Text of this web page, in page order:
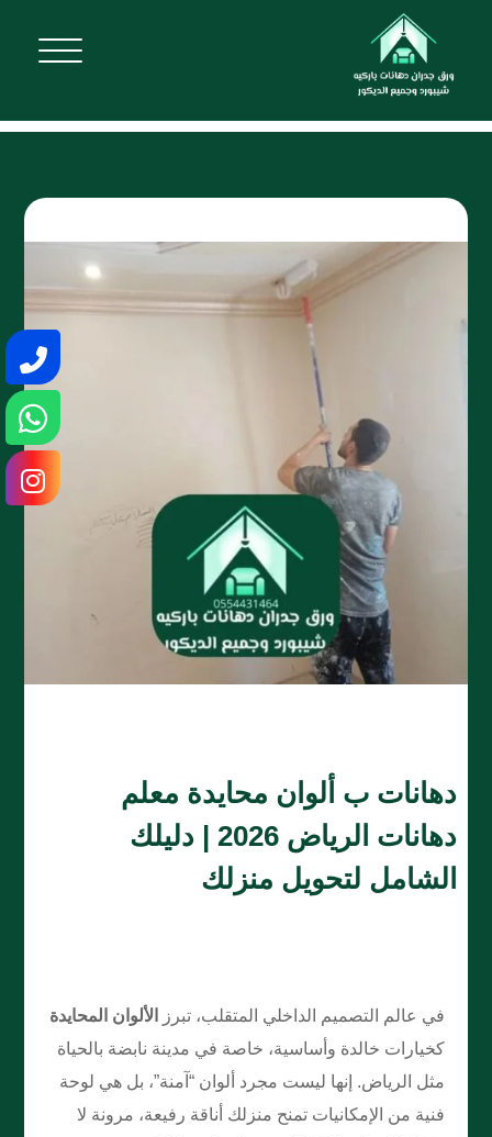
دهانات ب ألوان محايدة معلم
دهانات الرياض 2026 | دليلك
الشامل لتحويل منزلك
في عالم التصميم الداخلي المتقلب، تبرز
الألوان المحايدة
كخيارات خالدة وأساسية، خاصة في مدينة نابضة بالحياة
مثل الرياض. إنها ليست مجرد ألوان “آمنة”، بل هي لوحة
فنية من الإمكانيات تمنح منزلك أناقة رفيعة، مرونة لا